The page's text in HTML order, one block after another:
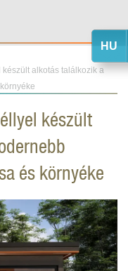
alkotás találkozik a
készült
és környéke
HU